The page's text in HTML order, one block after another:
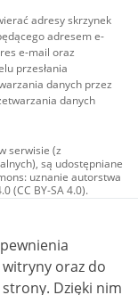
adresy skrzynek
adresem e-
e-mail oraz
przesłania
danych przez
danych
serwisie (z
są udostępniane
uznanie autorstwa
(CC BY-SA 4.0).
zdjęcia, materiały
licencji typu
użycie
4.0 (CC BY-
inaczej.
oraz do
nim